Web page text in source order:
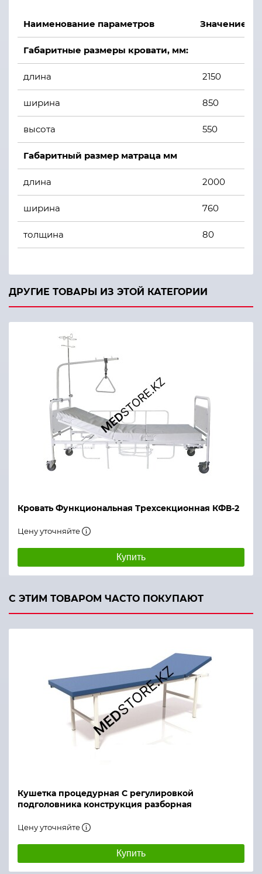
Наименование параметров Значение
Габаритные размеры кровати, мм:
длина 2150
ширина 850
высота 550
Габаритный размер матраца мм
длина 2000
ширина 760
толщина 80
ДРУГИЕ ТОВАРЫ ИЗ ЭТОЙ КАТЕГОРИИ
Кровать Функциональная Трехсекционная КФВ-2
Цену уточняйте
Купить
С ЭТИМ ТОВАРОМ ЧАСТО ПОКУПАЮТ
Кушетка процедурная С регулировкой
подголовника конструкция разборная
Цену уточняйте
Купить